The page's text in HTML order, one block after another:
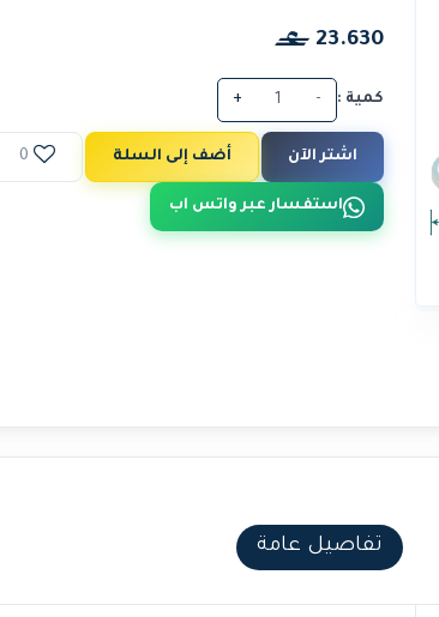
23.630
كمية : -
+
اشتر الآن أضف إلى السلة 0
استفسار عبر واتس اب
تفاصيل عامة